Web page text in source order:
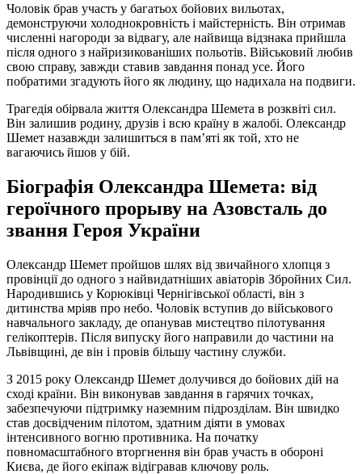
Чоловік брав участь у багатьох бойових вильотах,
демонструючи холоднокровність і майстерність. Він отримав
численні нагороди за відвагу, але найвища відзнака прийшла
після одного з найризикованіших польотів. Військовий любив
свою справу, завжди ставив завдання понад усе. Його
побратими згадують його як людину, що надихала на подвиги.
Трагедія обірвала життя Олександра Шемета в розквіті сил.
Він залишив родину, друзів і всю країну в жалобі. Олександр
Шемет назавжди залишиться в пам’яті як той, хто не
вагаючись йшов у бій.
Біографія Олександра Шемета: від
героїчного прорыву на Азовсталь до
звання Героя України
Олександр Шемет пройшов шлях від звичайного хлопця з
провінції до одного з найвидатніших авіаторів Збройних Сил.
Народившись у Корюківці Чернігівської області, він з
дитинства мріяв про небо. Чоловік вступив до військового
навчального закладу, де опанував мистецтво пілотування
гелікоптерів. Після випуску його направили до частини на
Львівщині, де він і провів більшу частину служби.
З 2015 року Олександр Шемет долучився до бойових дій на
сході країни. Він виконував завдання в гарячих точках,
забезпечуючи підтримку наземним підрозділам. Він швидко
став досвідченим пілотом, здатним діяти в умовах
інтенсивного вогню противника. На початку
повномасштабного вторгнення він брав участь в обороні
Києва, де його екіпаж відігравав ключову роль.